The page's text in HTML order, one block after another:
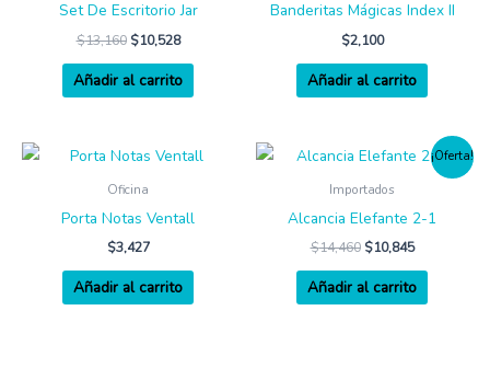
Set De Escritorio Jar
$13,160 $10,528
Añadir al carrito
Banderitas Mágicas Index II
$2,100
Añadir al carrito
Oficina
Porta Notas Ventall
$3,427
Añadir al carrito
¡Oferta!
Importados
Alcancia Elefante 2-1
$14,460 $10,845
Añadir al carrito